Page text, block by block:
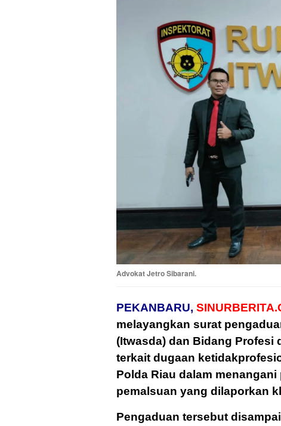
Advokat Jetro Sibarani.
PEKANBARU,
melayangkan surat
(Itwasda) dan Bidang Profesi
terkait dugaan
Polda Riau dalam
pemalsuan yang dilaporkan
Pengaduan tersebut